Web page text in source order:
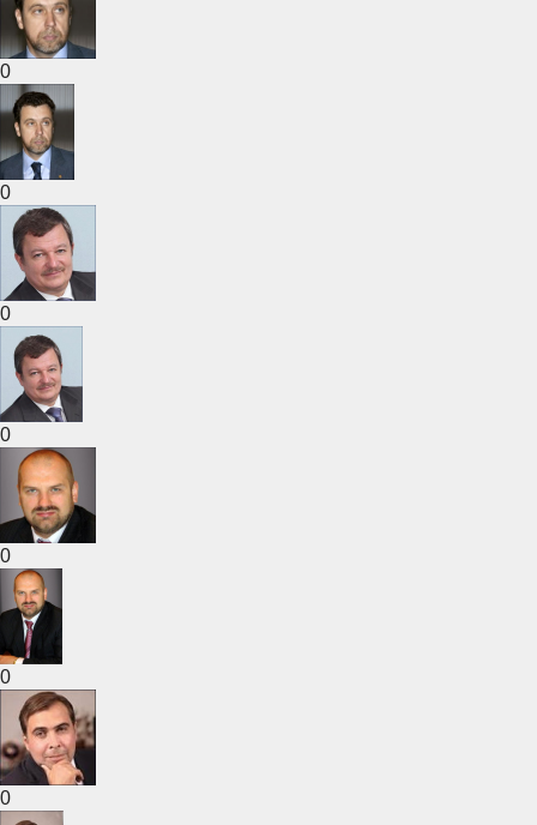
0
0
0
0
0
0
0